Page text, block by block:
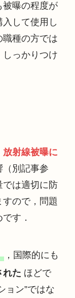
被曝の程度が
して使用し
種の方では
っかりつけ
放射線被曝に
（別記事参
では適切に防
ので，問題
す．
，国際的にも
れた ほどで
ョン”ではな